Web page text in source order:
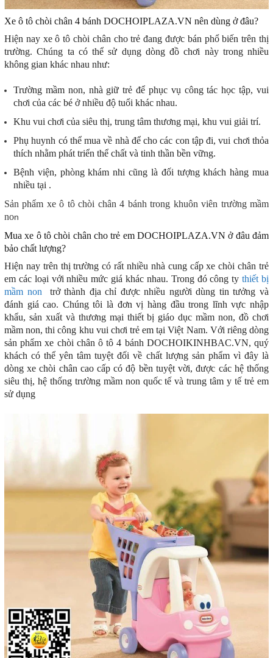
Xe ô tô chòi chân 4 bánh DOCHOIPLAZA.VN nên dùng ở đâu?
Hiện nay xe ô tô chòi chân cho trẻ đang được bán phổ biến trên thị
trường. Chúng ta có thể sử dụng dòng đồ chơi này trong nhiều
không gian khác nhau như:
Trường mầm non, nhà giữ trẻ để phục vụ công tác học tập, vui
chơi của các bé ở nhiều độ tuổi khác nhau.
Khu vui chơi của siêu thị, trung tâm thương mại, khu vui giải trí.
Phụ huynh có thể mua về nhà để cho các con tập đi, vui chơi thỏa
thích nhằm phát triển thể chất và tinh thần bền vững.
Bệnh viện, phòng khám nhi cũng là đối tượng khách hàng mua
nhiều tại .
Sản phẩm xe ô tô chòi chân 4 bánh trong khuôn viên trường mầm
non
Mua xe ô tô chòi chân cho trẻ em DOCHOIPLAZA.VN ở đâu đảm
bảo chất lượng?
Hiện nay trên thị trường có rất nhiều nhà cung cấp xe chòi chân trẻ
em các loại với nhiều mức giá khác nhau. Trong đó công tythiết bị
mầm non trở thành địa chỉ được nhiều người dùng tin tưởng và
đánh giá cao. Chúng tôi là đơn vị hàng đầu trong lĩnh vực nhập
khẩu, sản xuất và thương mại thiết bị giáo dục mầm non, đồ chơi
mầm non, thi công khu vui chơi trẻ em tại Việt Nam. Với riêng dòng
sản phẩm xe chòi chân ô tô 4 bánh DOCHOIKINHBAC.VN, quý
khách có thể yên tâm tuyệt đối về chất lượng sản phẩm vì đây là
dòng xe chòi chân cao cấp có độ bền tuyệt vời, được các hệ thống
siêu thị, hệ thống trường mầm non quốc tế và trung tâm y tế trẻ em
sử dụng